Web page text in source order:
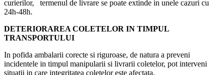
curierilor, termenul de livrare se poate extinde in unele cazuri cu
24h-48h.
DETERIORAREA COLETELOR IN TIMPUL
TRANSPORTULUI
In pofida ambalarii corecte si riguroase, de natura a preveni
incidentele in timpul manipularii si livrarii coletelor, pot interveni
situatii in care integritatea coletelor este afectata.